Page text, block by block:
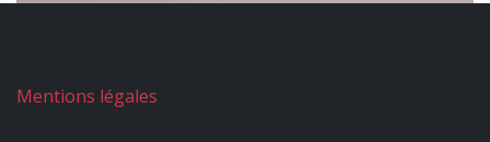
Mentions légales